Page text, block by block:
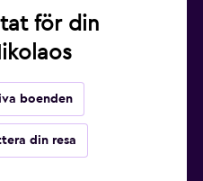
för din
boenden
din resa